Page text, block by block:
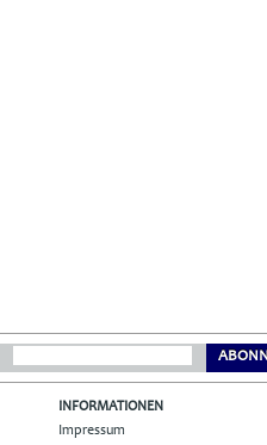
INFORMATIONEN
Impressum